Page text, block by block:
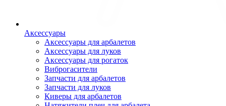
Аксессуары
Аксессуары для арбалетов
Аксессуары для луков
Аксессуары для рогаток
Виброгасители
Запчасти для арбалетов
Запчасти для луков
Киверы для арбалетов